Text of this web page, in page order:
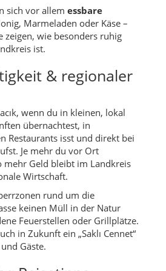
sich vor allem essbare
Marmeladen oder Käse –
zeigen, wie besonders ruhig
ist.
& regionaler
wenn du in kleinen, lokal
übernachtest, in
Restaurants isst und direkt bei
Je mehr du vor Ort
mehr Geld bleibt im Landkreis
Wirtschaft.
rund um die
keinen Müll in der Natur
Feuerstellen oder Grillplätze.
in Zukunft ein „Saklı Cennet“
Gäste.